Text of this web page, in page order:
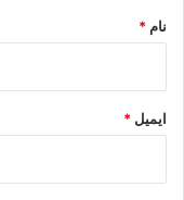
نام *
ایمیل *